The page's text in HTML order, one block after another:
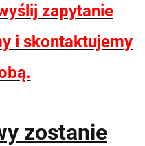
zapytanie
i skontaktujemy
zostanie